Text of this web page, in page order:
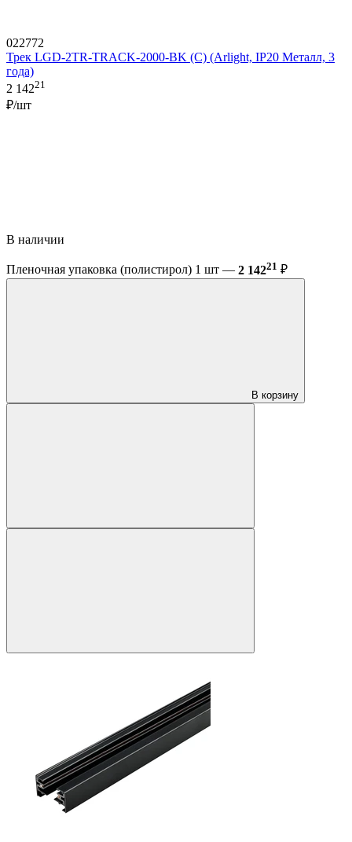
022772
Трек LGD-2TR-TRACK-2000-BK (C) (Arlight, IP20 Металл, 3
года)
2 14221
₽/шт
В наличии
Пленочная упаковка (полистирол) 1 шт — 2 14221 ₽
В корзину